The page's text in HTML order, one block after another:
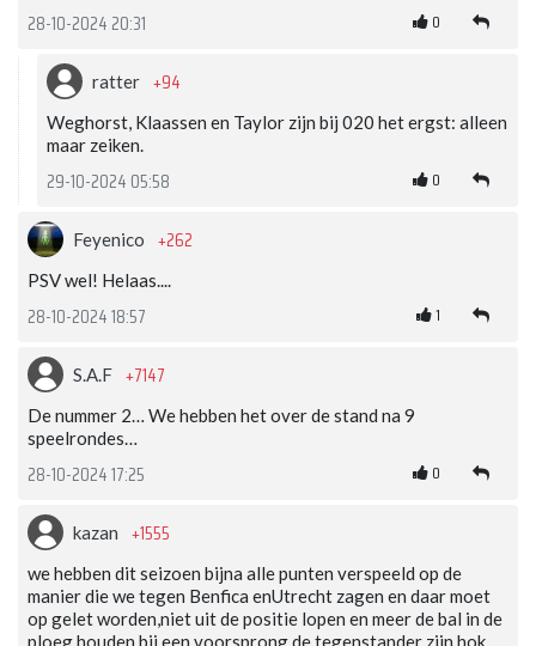
28-10-2024 20:31 0
ratter +94
Weghorst, Klaassen en Taylor zijn bij 020 het ergst: alleen
maar zeiken.
29-10-2024 05:58 0
Feyenico +262
PSV wel! Helaas....
28-10-2024 18:57 1
S.A.F +7147
De nummer 2… We hebben het over de stand na 9
speelrondes…
28-10-2024 17:25 0
kazan +1555
we hebben dit seizoen bijna alle punten verspeeld op de
manier die we tegen Benfica enUtrecht zagen en daar moet
op gelet worden,niet uit de positie lopen en meer de bal in de
ploeg houden bij een voorsprong de tegenstander zijn hok